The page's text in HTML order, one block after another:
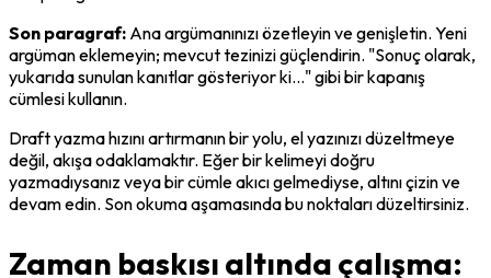
Son paragraf: Ana argümanınızı özetleyin ve genişletin. Yeni
argüman eklemeyin; mevcut tezinizi güçlendirin. "Sonuç olarak,
yukarıda sunulan kanıtlar gösteriyor ki..." gibi bir kapanış
cümlesi kullanın.
Draft yazma hızını artırmanın bir yolu, el yazınızı düzeltmeye
değil, akışa odaklamaktır. Eğer bir kelimeyi doğru
yazmadıysanız veya bir cümle akıcı gelmediyse, altını çizin ve
devam edin. Son okuma aşamasında bu noktaları düzeltirsiniz.
Zaman baskısı altında çalışma: